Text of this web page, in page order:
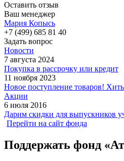
Оставить отзыв
Ваш менеджер
Мария Копысь
+7 (499) 685 81 40
Задать вопрос
Новости
7 августа 2024
Покупка в рассрочку или кредит
11 ноября 2023
Новое поступление товаров!
Акции
6 июля 2016
Дарим скидки для выпускников
Перейти на сайт фонда
Поддержать фонд